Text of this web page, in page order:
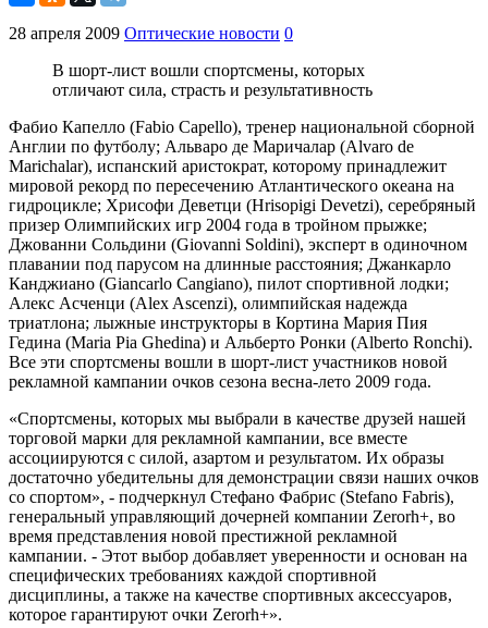
28 апреля 2009 Оптические новости 0
В шорт-лист вошли спортсмены, которых
отличают сила, страсть и результативность
Фабио Капелло (Fabio Capello), тренер национальной сборной
Англии по футболу; Альваро де Маричалар (Alvaro de
Marichalar), испанский аристократ, которому принадлежит
мировой рекорд по пересечению Атлантического океана на
гидроцикле; Хрисофи Деветци (Hrisopigi Devetzi), серебряный
призер Олимпийских игр 2004 года в тройном прыжке;
Джованни Сольдини (Giovanni Soldini), эксперт в одиночном
плавании под парусом на длинные расстояния; Джанкарло
Канджиано (Giancarlo Cangiano), пилот спортивной лодки;
Алекс Асченци (Alex Ascenzi), олимпийская надежда
триатлона; лыжные инструкторы в Кортина Мария Пия
Гедина (Maria Pia Ghedina) и Альберто Ронки (Alberto Ronchi).
Все эти спортсмены вошли в шорт-лист участников новой
рекламной кампании очков сезона весна-лето 2009 года.
«Спортсмены, которых мы выбрали в качестве друзей нашей
торговой марки для рекламной кампании, все вместе
ассоциируются с силой, азартом и результатом. Их образы
достаточно убедительны для демонстрации связи наших очков
со спортом», - подчеркнул Стефано Фабрис (Stefano Fabris),
генеральный управляющий дочерней компании Zerorh+, во
время представления новой престижной рекламной
кампании. - Этот выбор добавляет уверенности и основан на
специфических требованиях каждой спортивной
дисциплины, а также на качестве спортивных аксессуаров,
которое гарантируют очки Zerorh+».